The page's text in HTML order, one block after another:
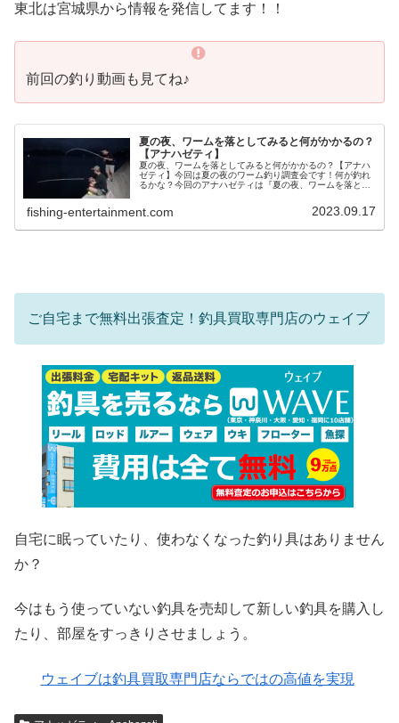
東北は宮城県から情報を発信してます！！
前回の釣り動画も見てね♪
夏の夜、ワームを落としてみると何がかかるの？
【アナハゼティ】
夏の夜、ワームを落としてみると何がかかるの？【アナハ
ゼティ】今回は夏の夜のワーム釣り調査会です！何が釣れ
るかな？今回のアナハゼティは『夏の夜、ワームを落とし
fishing-entertainment.com 2023.09.17
ご自宅まで無料出張査定！釣具買取専門店のウェイブ
自宅に眠っていたり、使わなくなった釣り具はありません
か？
今はもう使っていない釣具を売却して新しい釣具を購入し
たり、部屋をすっきりさせましょう。
ウェイブは釣具買取専門店ならではの高値を実現